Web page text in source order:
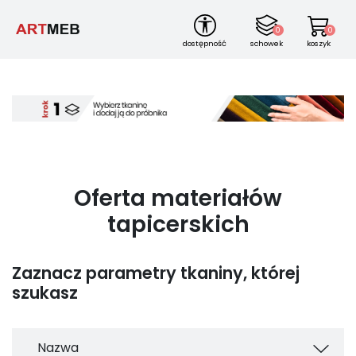
dostępność
0
schowek
0
koszyk
Oferta materiałów
tapicerskich
Zaznacz parametry tkaniny, której
szukasz
Nazwa